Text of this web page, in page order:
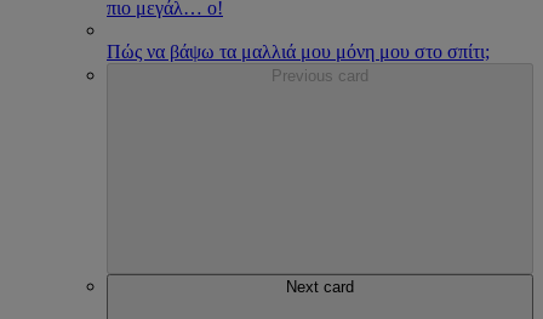
πιο μεγάλ… ο!
Πώς να βάψω τα μαλλιά μου μόνη μου στο σπίτι;
Previous card
Next card